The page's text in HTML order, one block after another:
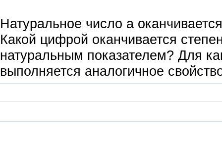
Натуральное число а
Какой цифрой оканчивается
натуральным показателем? Для
выполняется аналогичное